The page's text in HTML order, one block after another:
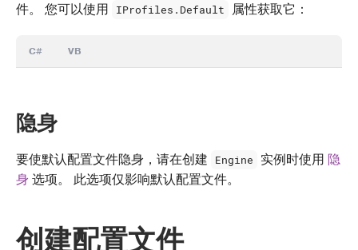
件。 您可以使用
IProfiles.Default 属性获取它：
C# VB
隐身
要使默认配置文件隐身，请在创建 Engine 实例时使用 隐
身 选项。 此选项仅影响默认配置文件。
创建配置文件